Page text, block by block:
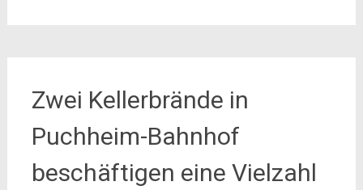
Zwei Kellerbrände in
Puchheim-Bahnhof
beschäftigen eine Vielzahl